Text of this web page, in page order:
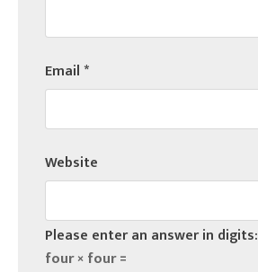
Email*
Website
Please enter an answer in digits:
four × four =